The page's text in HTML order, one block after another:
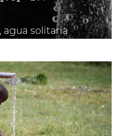
agua solitaria